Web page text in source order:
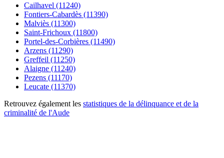
Cailhavel (11240)
Fontiers-Cabardès (11390)
Malviès (11300)
Saint-Frichoux (11800)
Portel-des-Corbières (11490)
Arzens (11290)
Greffeil (11250)
Alaigne (11240)
Pezens (11170)
Leucate (11370)
Retrouvez également les statistiques de la délinquance et de la
criminalité de l'Aude